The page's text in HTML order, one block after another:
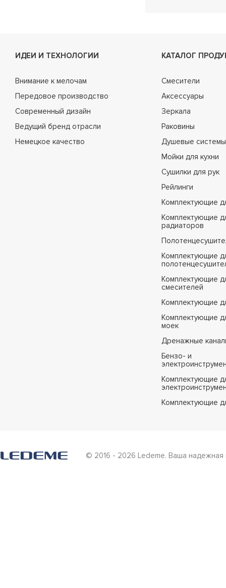
ИДЕИ И ТЕХНОЛОГИИ
Внимание к мелочам
Передовое производство
Современный дизайн
Ведущий бренд отрасли
Немецкое качество
КАТАЛОГ
Смесители
Аксессуары
Зеркала
Раковины
Душевые системы
Мойки для кухни
Сушилки для рук
Рейлинги
Комплектующие
Комплектующие
радиаторов
Комплектующие
Комплектующие
смесителей
Комплектующие
Комплектующие
моек
Дренажные
Бензо- и
Комплектующие
Комплектующие
© 2016 - 2026 Ledeme. Ваша